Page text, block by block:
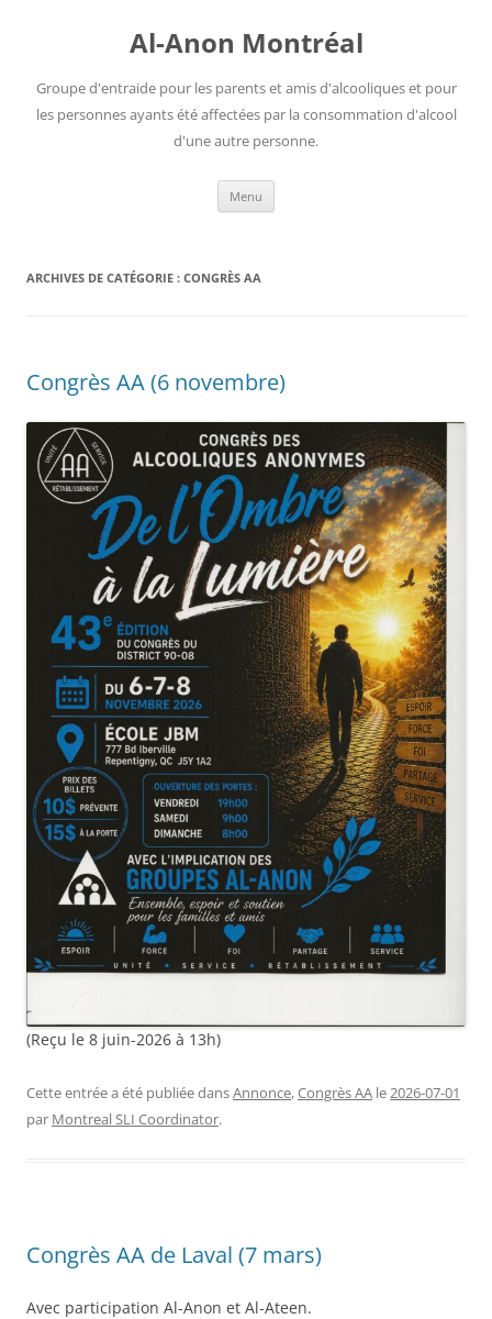
Al-Anon Montréal
Groupe d'entraide pour les parents et amis d'alcooliques et pour
les personnes ayants été affectées par la consommation d'alcool
d'une autre personne.
Menu
ARCHIVES DE CATÉGORIE : CONGRÈS AA
Congrès AA (6 novembre)
(Reçu le 8 juin-2026 à 13h)
Cette entrée a été publiée dansAnnonce,Congrès AA le2026-07-01
par Montreal SLI Coordinator.
Congrès AA de Laval (7 mars)
Avec participation Al-Anon et Al-Ateen.